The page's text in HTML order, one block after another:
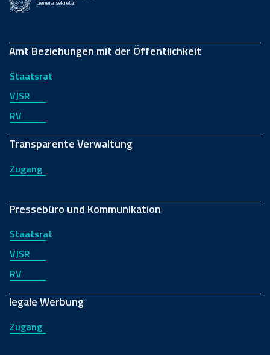
Generalsekretär
Amt Beziehungen mit der Öffentlichkeit
Staatsrat
VJSR
RV
Transparente Verwaltung
Zugang
Pressebüro und Kommunikation
Staatsrat
VJSR
RV
legale Werbung
Zugang